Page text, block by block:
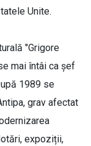
Unite.
"Grigore
mai întâi ca șef
1989 se
grav afectat
expoziții,